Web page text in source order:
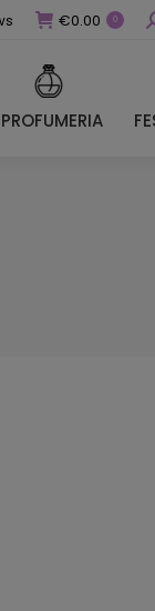
€0.00 0
PROFUMERIA
PROFUMERIA